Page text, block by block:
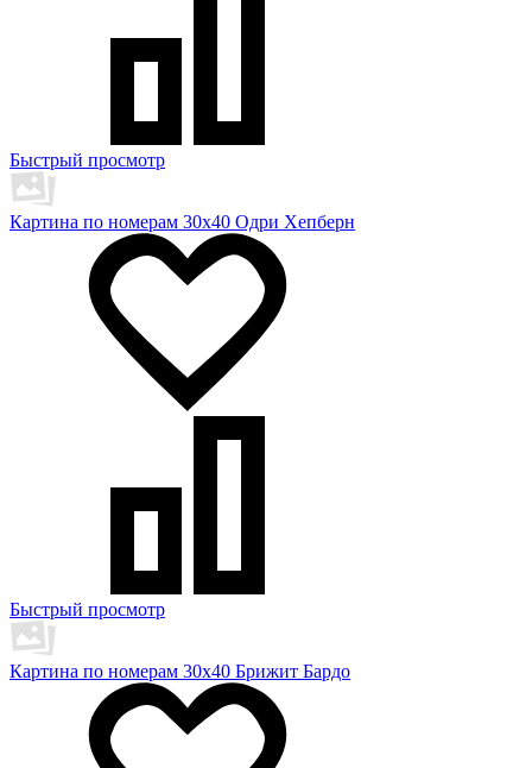
Быстрый просмотр
Картина по номерам 30х40 Одри Хепберн
Быстрый просмотр
Картина по номерам 30х40 Брижит Бардо